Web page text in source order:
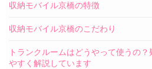
収納モバイル京橋の特徴
収納モバイル京橋のこだわり
トランクルームはどうやって使うの
やすく解説しています